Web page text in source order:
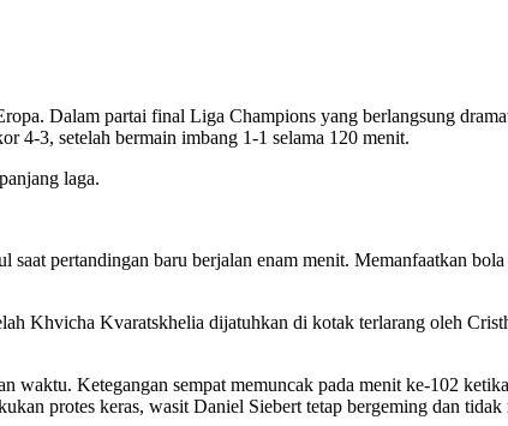
Dalam partai final Liga Champions yang berlangsung
4-3, setelah bermain imbang 1-1 selama 120 menit.
laga.
saat pertandingan baru berjalan enam menit. Memanfaatkan
Khvicha Kvaratskhelia dijatuhkan di kotak terlarang oleh
waktu. Ketegangan sempat memuncak pada menit ke-102
protes keras, wasit Daniel Siebert tetap bergeming dan tidak